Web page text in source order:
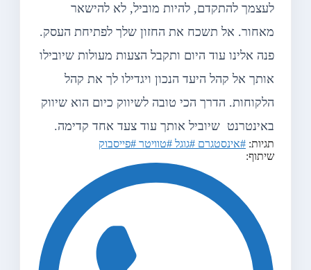
לעצמך להתקדם, להיות מוביל, לא להישאר
מאחור. אל תשכח את החזון שלך לפתיחת העסק.
פנה אלינו עוד היום ותקבל הצעות מעולות שיובילו
אותך אל קהל היעד הנכון ויגדילו לך את קהל
הלקוחות. הדרך הכי טובה לשיווק כיום הוא שיווק
באינטרנט שיוביל אותך עוד צעד אחד קדימה.
תגיות: #אינסטגרם #גוגל #טוויטר #פייסבוק
שיתוף: